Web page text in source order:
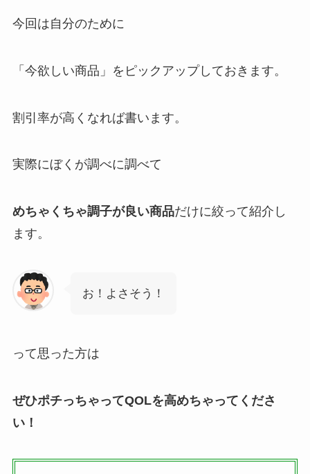
今回は自分のために
「今欲しい商品」をピックアップしておきます。
割引率が高くなれば書います。
実際にぼくが調べに調べて
めちゃくちゃ調子が良い商品だけに絞って紹介し
ます。
お！よさそう！
って思った方は
ぜひポチっちゃってQOLを高めちゃってくださ
い！